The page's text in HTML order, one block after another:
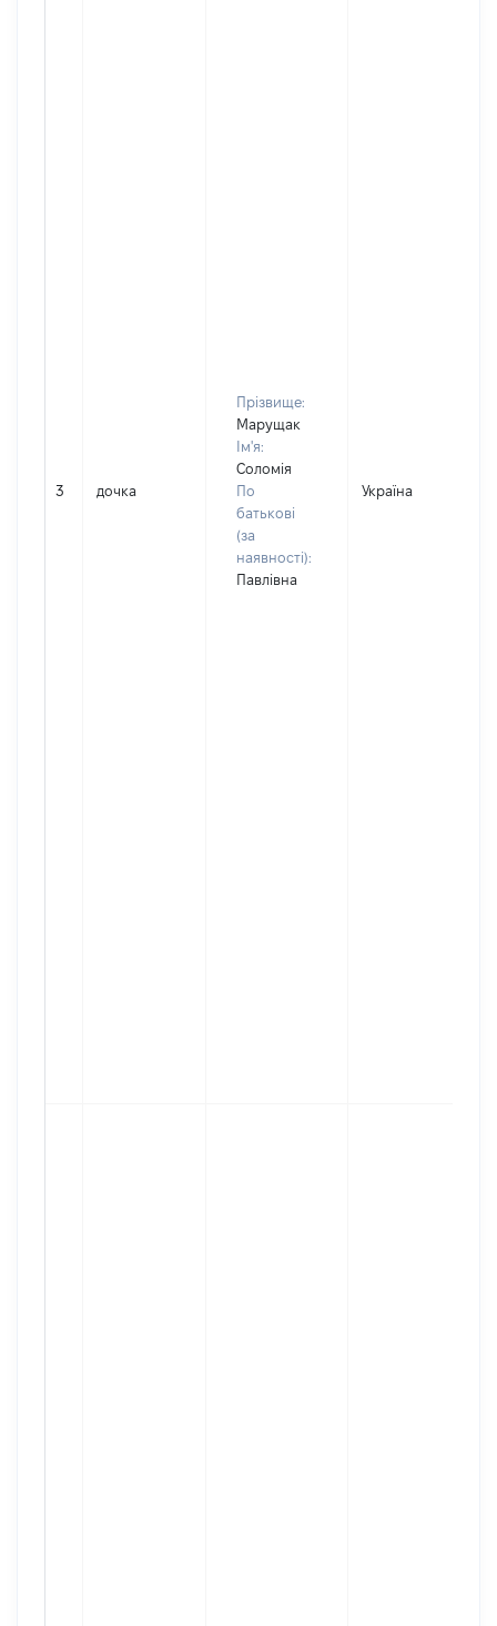
3 дочка
Прізвище:
Марущак
Ім'я:
Соломія
По
батькові
(за
наявності):
Павлівна
Україна